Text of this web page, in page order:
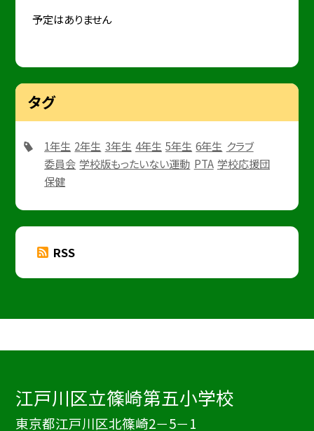
予定はありません
タグ
1年生 2年生 3年生 4年生 5年生 6年生 クラブ
委員会 学校版もったいない運動 PTA 学校応援団
保健
RSS
江戸川区立篠崎第五小学校
東京都江戸川区北篠崎2－5－1